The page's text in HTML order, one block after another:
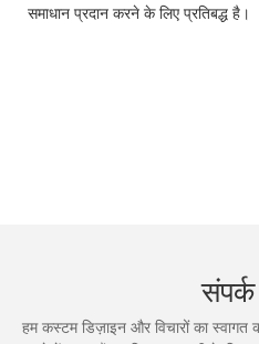
समाधान प्रदान करने के लिए प्रतिबद्ध है।
हम कस्टम डिज़ाइन और विचारों का